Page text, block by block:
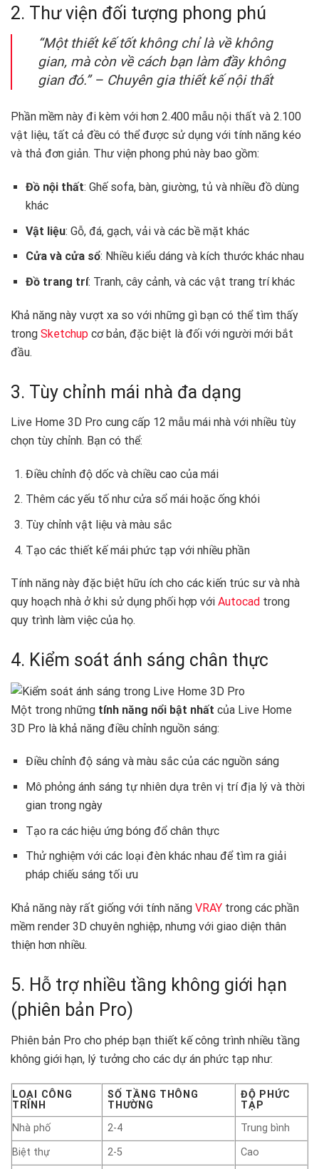
2. Thư viện đối tượng phong phú ️
“Một thiết kế tốt không chỉ là về không
gian, mà còn về cách bạn làm đầy không
gian đó.” – Chuyên gia thiết kế nội thất
Phần mềm này đi kèm với hơn 2.400 mẫu nội thất và 2.100
vật liệu, tất cả đều có thể được sử dụng với tính năng kéo
và thả đơn giản. Thư viện phong phú này bao gồm:
Đồ nội thất: Ghế sofa, bàn, giường, tủ và nhiều đồ dùng
khác
Vật liệu: Gỗ, đá, gạch, vải và các bề mặt khác
Cửa và cửa sổ: Nhiều kiểu dáng và kích thước khác nhau
Đồ trang trí: Tranh, cây cảnh, và các vật trang trí khác
Khả năng này vượt xa so với những gì bạn có thể tìm thấy
trong Sketchup cơ bản, đặc biệt là đối với người mới bắt
đầu.
3. Tùy chỉnh mái nhà đa dạng
Live Home 3D Pro cung cấp 12 mẫu mái nhà với nhiều tùy
chọn tùy chỉnh. Bạn có thể:
Điều chỉnh độ dốc và chiều cao của mái
Thêm các yếu tố như cửa sổ mái hoặc ống khói
Tùy chỉnh vật liệu và màu sắc
Tạo các thiết kế mái phức tạp với nhiều phần
Tính năng này đặc biệt hữu ích cho các kiến trúc sư và nhà
quy hoạch nhà ở khi sử dụng phối hợp với Autocad trong
quy trình làm việc của họ.
4. Kiểm soát ánh sáng chân thực
Một trong những tính năng nổi bật nhất của Live Home
3D Pro là khả năng điều chỉnh nguồn sáng:
Điều chỉnh độ sáng và màu sắc của các nguồn sáng
Mô phỏng ánh sáng tự nhiên dựa trên vị trí địa lý và thời
gian trong ngày
Tạo ra các hiệu ứng bóng đổ chân thực
Thử nghiệm với các loại đèn khác nhau để tìm ra giải
pháp chiếu sáng tối ưu
Khả năng này rất giống với tính năng VRAY trong các phần
mềm render 3D chuyên nghiệp, nhưng với giao diện thân
thiện hơn nhiều.
5. Hỗ trợ nhiều tầng không giới hạn
(phiên bản Pro)
Phiên bản Pro cho phép bạn thiết kế công trình nhiều tầng
không giới hạn, lý tưởng cho các dự án phức tạp như:
LOẠI CÔNG
TRÌNH
SỐ TẦNG THÔNG
THƯỜNG
ĐỘ PHỨC
TẠP
Nhà phố
2-4
Trung bình
Biệt thự
2-5 Cao